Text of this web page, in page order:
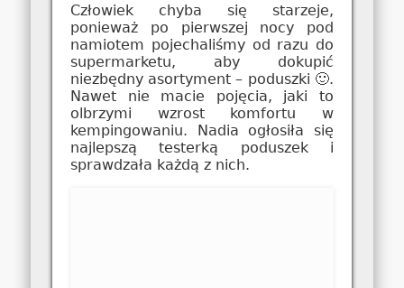
Człowiek chyba się starzeje,
ponieważ po pierwszej nocy pod
namiotem pojechaliśmy od razu do
supermarketu, aby dokupić
niezbędny asortyment – poduszki 🙂.
Nawet nie macie pojęcia, jaki to
olbrzymi wzrost komfortu w
kempingowaniu. Nadia ogłosiła się
najlepszą testerką poduszek i
sprawdzała każdą z nich.